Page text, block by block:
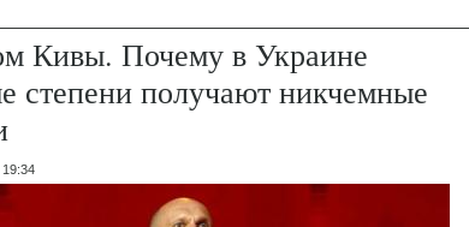
Кивы. Почему в Украине
степени получают никчемные